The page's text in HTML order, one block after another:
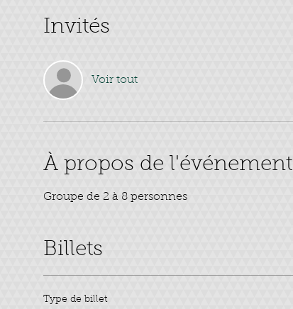
Invités
Voir tout
À propos de l'événement
Groupe de 2 à 8 personnes
Billets
Type de billet